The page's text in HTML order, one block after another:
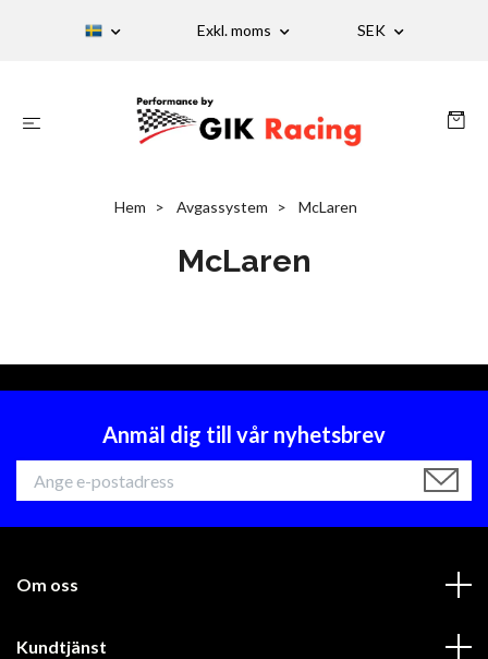
Exkl. moms SEK
Hem Avgassystem McLaren
McLaren
Anmäl dig till vår nyhetsbrev
Om oss
Kundtjänst